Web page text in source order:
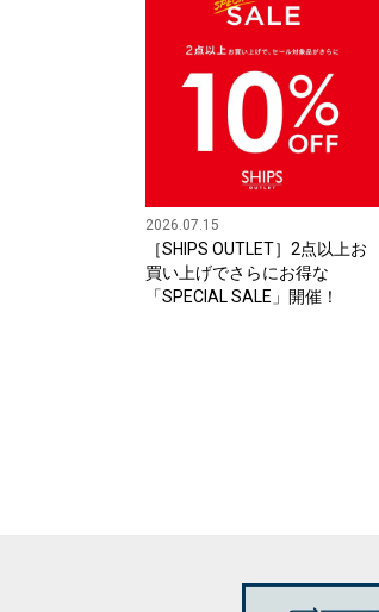
2026.07.15
［SHIPS OUTLET］2点以上お
買い上げでさらにお得な
「SPECIAL SALE」開催！